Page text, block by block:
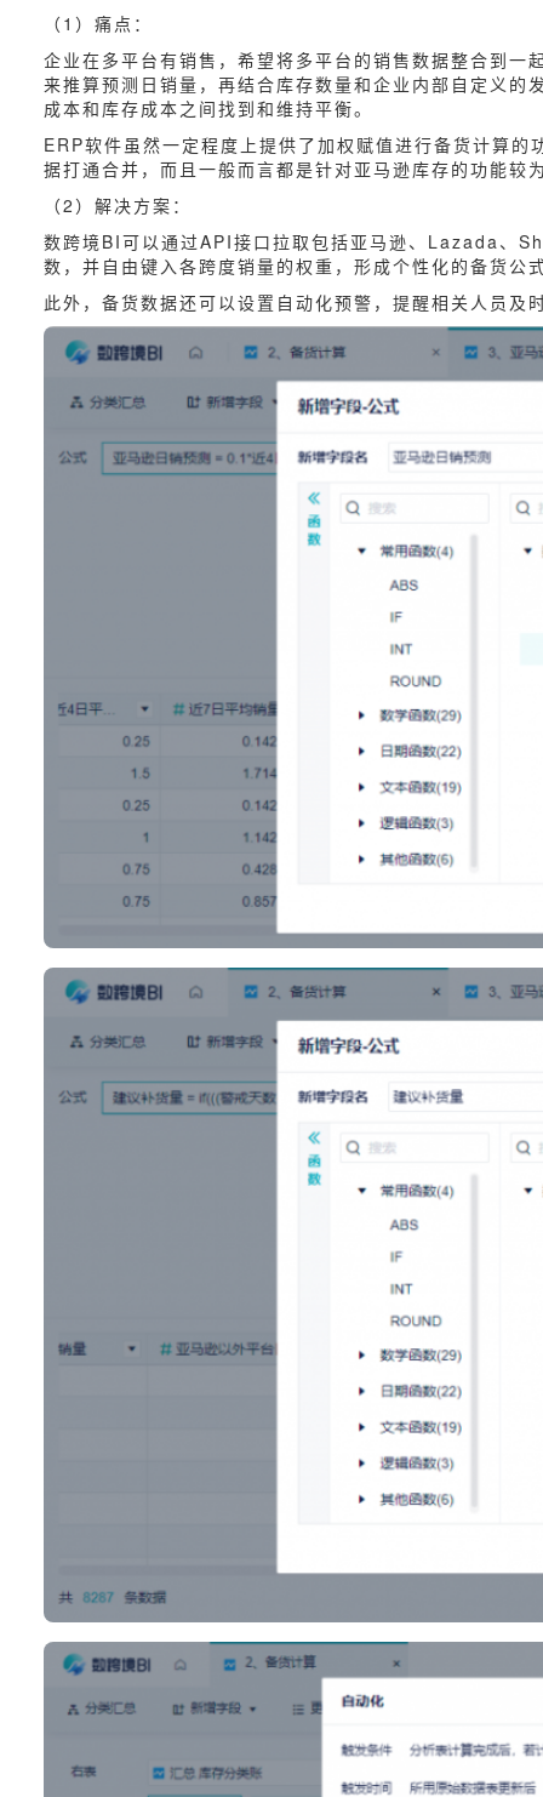
（1）痛点：
企业在多平台有销售，希望将多平台的销售数据整合到
来推算预测日销量，再结合库存数量和企业内部自定义
成本和库存成本之间找到和维持平衡。
ERP软件虽然一定程度上提供了加权赋值进行备货计算
据打通合并，而且一般而言都是针对亚马逊库存的功能
（2）解决方案：
数跨境BI可以通过API接口拉取包括亚马逊、Lazada、
数，并自由键入各跨度销量的权重，形成个性化的备货
此外，备货数据还可以设置自动化预警，提醒相关人员及